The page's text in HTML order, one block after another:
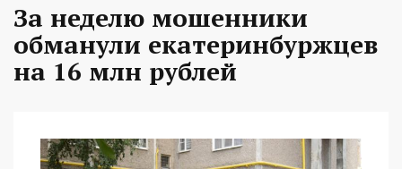
За неделю мошенники
обманули екатеринбуржцев
на 16 млн рублей